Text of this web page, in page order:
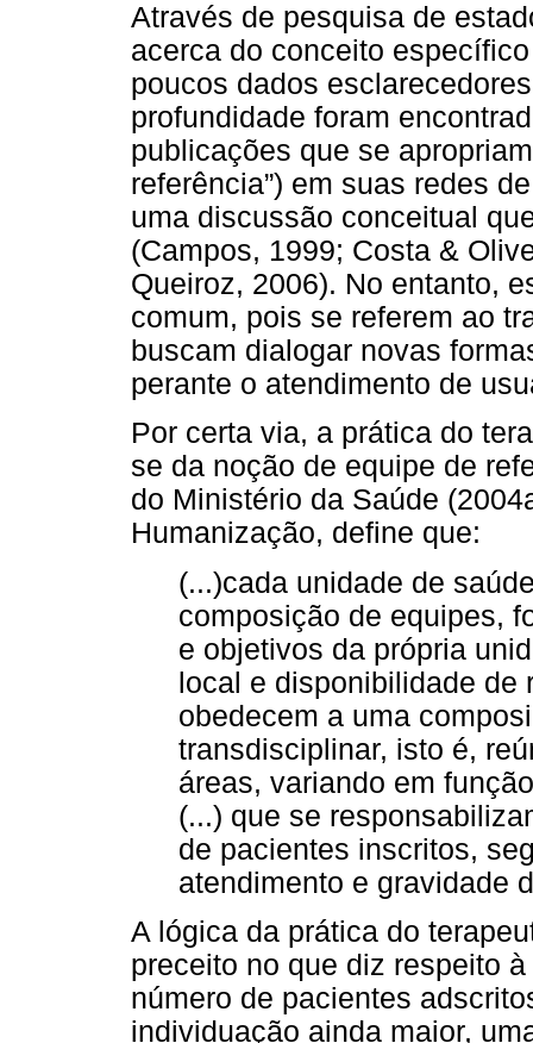
Através de pesquisa de
acerca do conceito
poucos dados
profundidade foram
publicações que se
referência”) em suas redes
uma discussão conceitual
(Campos, 1999; Costa &
Queiroz, 2006). No entanto,
comum, pois se referem ao
buscam dialogar novas
perante o atendimento de
Por certa via, a prática do
se da noção de equipe de
do Ministério da Saúde
Humanização, define que:
(...)cada unidade de
composição de equipes,
e objetivos da própria
local e disponibilidade de
obedecem a uma
transdisciplinar, isto é,
áreas, variando em
(...) que se
de pacientes inscritos,
atendimento e gravidade
A lógica da prática do
preceito no que diz respeito
número de pacientes
individuação ainda maior,